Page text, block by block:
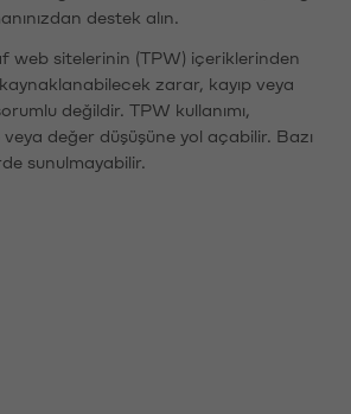
destek alın.
web sitelerinin (TPW) içeriklerinden
zarar, kayıp veya
değildir. TPW kullanımı,
veya değer düşüşüne yol açabilir. Bazı
sunulmayabilir.